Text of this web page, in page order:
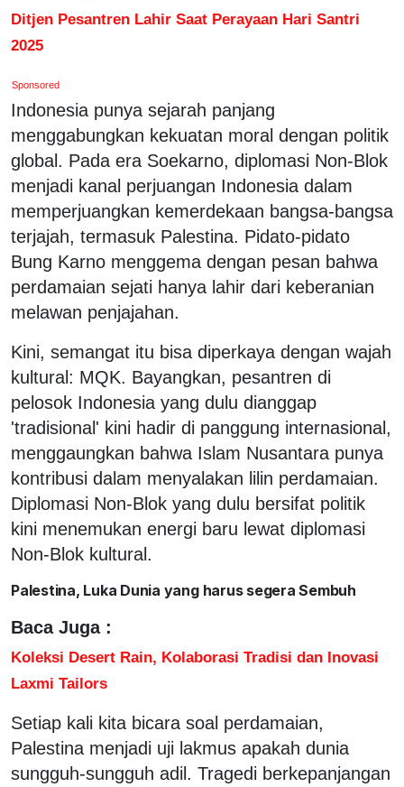
Ditjen Pesantren Lahir Saat Perayaan Hari Santri
2025
Sponsored
Indonesia punya sejarah panjang
menggabungkan kekuatan moral dengan politik
global. Pada era Soekarno, diplomasi Non-Blok
menjadi kanal perjuangan Indonesia dalam
memperjuangkan kemerdekaan bangsa-bangsa
terjajah, termasuk Palestina. Pidato-pidato
Bung Karno menggema dengan pesan bahwa
perdamaian sejati hanya lahir dari keberanian
melawan penjajahan.
Kini, semangat itu bisa diperkaya dengan wajah
kultural: MQK. Bayangkan, pesantren di
pelosok Indonesia yang dulu dianggap
'tradisional' kini hadir di panggung internasional,
menggaungkan bahwa Islam Nusantara punya
kontribusi dalam menyalakan lilin perdamaian.
Diplomasi Non-Blok yang dulu bersifat politik
kini menemukan energi baru lewat diplomasi
Non-Blok kultural.
Palestina, Luka Dunia yang harus segera Sembuh
Baca Juga :
Koleksi Desert Rain, Kolaborasi Tradisi dan Inovasi
Laxmi Tailors
Setiap kali kita bicara soal perdamaian,
Palestina menjadi uji lakmus apakah dunia
sungguh-sungguh adil. Tragedi berkepanjangan